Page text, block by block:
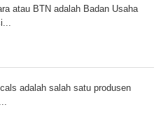
atau BTN adalah Badan Usaha
adalah salah satu produsen